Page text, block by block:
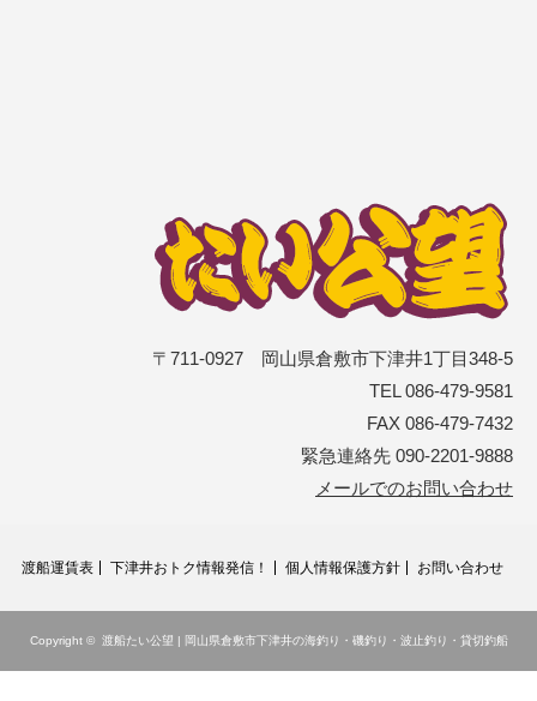
〒711-0927 岡山県倉敷市下津井1丁目348-5
TEL 086-479-9581
FAX 086-479-7432
緊急連絡先 090-2201-9888
メールでのお問い合わせ
渡船運賃表 下津井おトク情報発信！ 個人情報保護方針 お問い合わせ
Copyright © 渡船たい公望 | 岡山県倉敷市下津井の海釣り・磯釣り・波止釣り・貸切釣船